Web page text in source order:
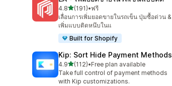
4.8เต็ม 5 ดาว
(191)
ทั้งหมด 191 รีวิว
•ฟรี
เลื่อนการเพิ่มยอดขายในรถเข็น ปุ่มซื้อด่วน &
เพิ่มแบบติดหนึบในแ
Built for Shopify
Kip: Sort Hide Payment Methods
4.9เต็ม 5 ดาว
(112)
ทั้งหมด 112 รีวิว
•Free plan available
Take full control of payment methods
with Kip customizations.